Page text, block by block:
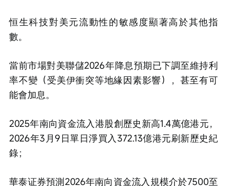
恒生科技對美元流動性的敏感度顯著高於其他指
數。
當前市場對美聯儲2026年降息預期已下調至維持利
率不變（受美伊衝突等地緣因素影響），甚至有可
能會加息。
2025年南向資金流入港股創歷史新高1.4萬億港元，
2026年3月9日單日淨買入372.13億港元刷新歷史紀
錄；
華泰证券預測2026年南向資金流入規模介於7500至